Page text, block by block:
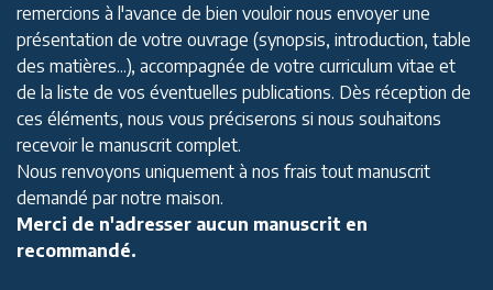
remercions à l'avance de bien vouloir nous envoyer une
présentation de votre ouvrage (synopsis, introduction, table
des matières...), accompagnée de votre curriculum vitae et
de la liste de vos éventuelles publications. Dès réception de
ces éléments, nous vous préciserons si nous souhaitons
recevoir le manuscrit complet.
Nous renvoyons uniquement à nos frais tout manuscrit
demandé par notre maison.
Merci de n'adresser aucun manuscrit en
recommandé.